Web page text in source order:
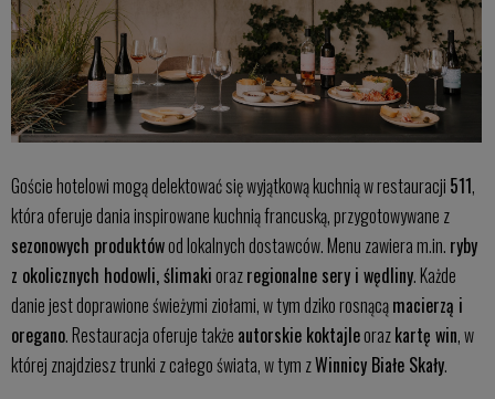
Goście hotelowi mogą delektować się wyjątkową kuchnią w restauracji 511,
która oferuje dania inspirowane kuchnią francuską, przygotowywane z
sezonowych produktówod lokalnych dostawców. Menu zawiera m.in. ryby
z okolicznych hodowli, ślimakiorazregionalne sery i wędliny. Każde
danie jest doprawione świeżymi ziołami, w tym dziko rosnącąmacierzą i
oregano. Restauracja oferuje także autorskie koktajleorazkartę win, w
której znajdziesz trunki z całego świata, w tym zWinnicy Białe Skały.